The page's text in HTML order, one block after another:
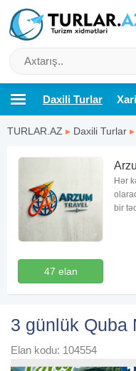
Daxili Turlar
TURLAR.AZ ▸ Daxili Turlar ▸
47 elan
Hər
bir
3 günlük Quba
Elan kodu: 104554